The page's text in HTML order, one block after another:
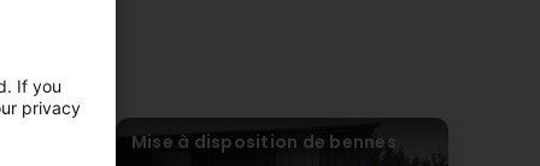
Mise à disposition de bennes
If you
privacy